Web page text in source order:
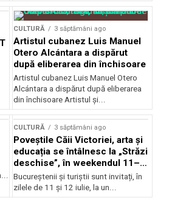
CULTURĂ 3 săptămâni ago
Artistul cubanez Luis Manuel
Otero Alcántara a dispărut
după eliberarea din închisoare
Artistul cubanez Luis Manuel Otero
Alcántara a dispărut după eliberarea
din închisoare Artistul și...
CULTURĂ 3 săptămâni ago
Poveștile Căii Victoriei, arta și
educația se întâlnesc la „Străzi
deschise”, în weekendul 11–
12 iulie
Bucureștenii și turiștii sunt invitați, în
zilele de 11 și 12 iulie, la un...